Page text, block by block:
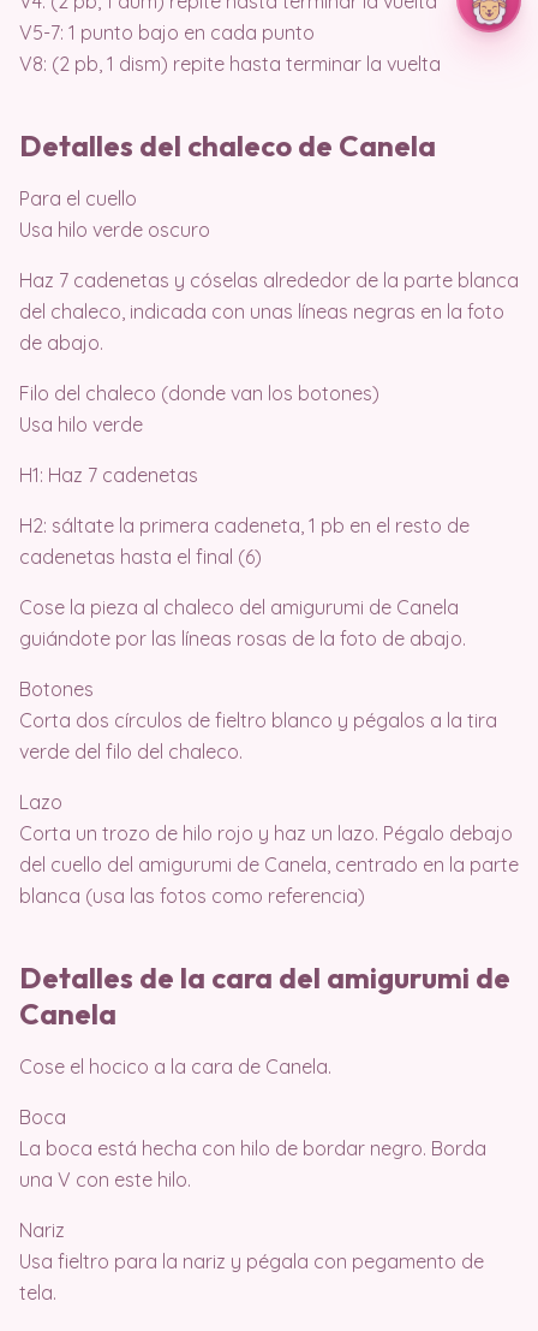
V5-7: 1 punto bajo en cada punto
V8: (2 pb, 1 dism) repite hasta terminar la vuelta
Detalles del chaleco de Canela
Para el cuello
Usa hilo verde oscuro
Haz 7 cadenetas y cóselas alrededor de la parte blanca
del chaleco, indicada con unas líneas negras en la foto
de abajo.
Filo del chaleco (donde van los botones)
Usa hilo verde
H1: Haz 7 cadenetas
H2: sáltate la primera cadeneta, 1 pb en el resto de
cadenetas hasta el final (6)
Cose la pieza al chaleco del amigurumi de Canela
guiándote por las líneas rosas de la foto de abajo.
Botones
Corta dos círculos de fieltro blanco y pégalos a la tira
verde del filo del chaleco.
Lazo
Corta un trozo de hilo rojo y haz un lazo. Pégalo debajo
del cuello del amigurumi de Canela, centrado en la parte
blanca (usa las fotos como referencia)
Detalles de la cara del amigurumi de
Canela
Cose el hocico a la cara de Canela.
Boca
La boca está hecha con hilo de bordar negro. Borda
una V con este hilo.
Nariz
Usa fieltro para la nariz y pégala con pegamento de
tela.